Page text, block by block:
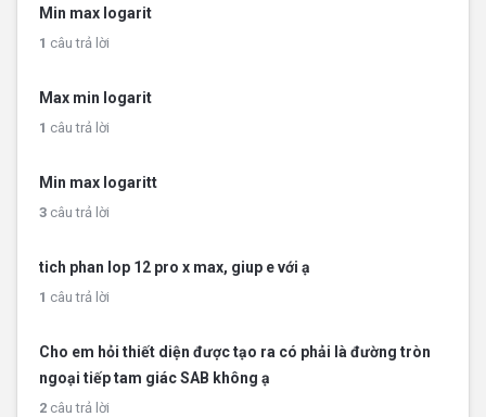
Min max logarit
1 câu trả lời
Max min logarit
1 câu trả lời
Min max logaritt
3 câu trả lời
tich phan lop 12 pro x max, giup e với ạ
1 câu trả lời
Cho em hỏi thiết diện được tạo ra có phải là đường tròn
ngoại tiếp tam giác SAB không ạ
2 câu trả lời